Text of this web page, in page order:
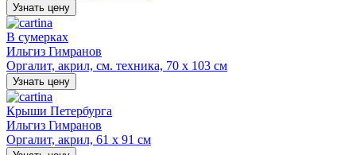
Узнать цену
В сумерках
Ильгиз Гимранов
Оргалит, акрил, см. техника, 70 х 103 см
Узнать цену
Крыши Петербурга
Ильгиз Гимранов
Оргалит, акрил, 61 х 91 см